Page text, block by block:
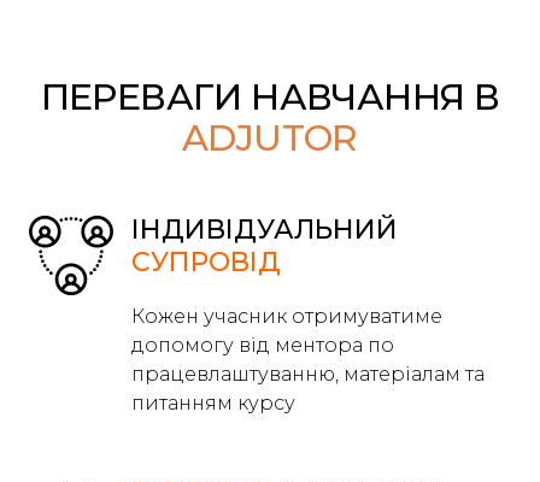
ПЕРЕВАГИ НАВЧАННЯ В
ADJUTOR
ІНДИВІДУАЛЬНИЙ
СУПРОВІД
Кожен учасник отримуватиме
допомогу від ментора по
працевлаштуванню, матеріалам та
питанням курсу